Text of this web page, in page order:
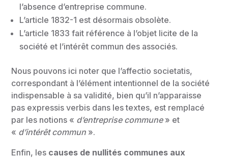
l’absence d’entreprise commune.
L’article 1832-1 est désormais obsolète.
L’article 1833 fait référence à l’objet licite de la
société et l’intérêt commun des associés.
Nous pouvons ici noter que l’affectio societatis,
correspondant à l’élément intentionnel de la société
indispensable à sa validité, bien qu’il n’apparaisse
pas expressis verbis dans les textes, est remplacé
par les notions « d’entreprise commune» et
« d’intérêt commun ».
Enfin, les causes de nullités communes aux